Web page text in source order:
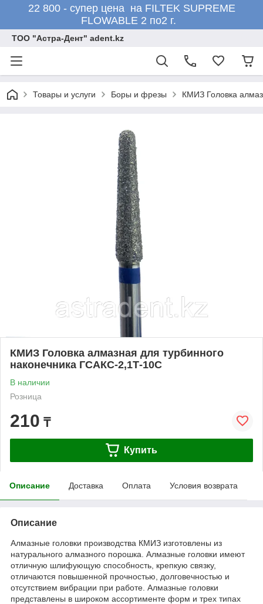
22 800 - супер цена на FILTEK SUPREME
FLOWABLE 2 по2 г.
ТОО "Астра-Дент" adent.kz
Товары и услуги Боры и фрезы КМИЗ Головка
КМИЗ Головка алмазная для турбинного
наконечника ГСАКС-2,1Т-10С
В наличии
Розница
210 ₸
Купить
Описание Доставка Оплата Условия возврата
Описание
Алмазные головки производства КМИЗ изготовлены из
натурального алмазного порошка. Алмазные головки имеют
отличную шлифующую способность, крепкую связку,
отличаются повышенной прочностью, долговечностью и
отсутствием вибрации при работе. Алмазные головки
представлены в широком ассортименте форм и трех типах